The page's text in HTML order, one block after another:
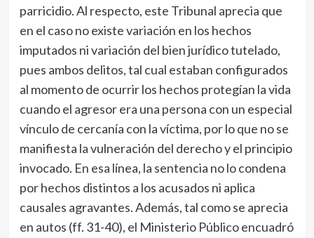
parricidio. Al respecto, este Tribunal aprecia que
en el caso no existe variación en los hechos
imputados ni variación del bien jurídico tutelado,
pues ambos delitos, tal cual estaban configurados
al momento de ocurrir los hechos protegían la vida
cuando el agresor era una persona con un especial
vínculo de cercanía con la víctima, por lo que no se
manifiesta la vulneración del derecho y el principio
invocado. En esa línea, la sentencia no lo condena
por hechos distintos a los acusados ni aplica
causales agravantes. Además, tal como se aprecia
en autos (ff. 31-40), el Ministerio Público encuadró